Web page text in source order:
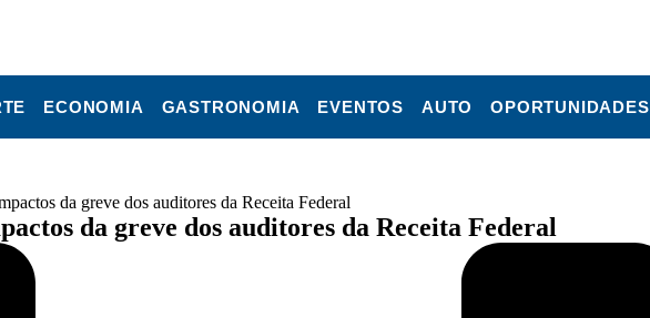
ECONOMIA GASTRONOMIA EVENTOS AUTO OPORTUNIDADES
da greve dos auditores da Receita Federal
da greve dos auditores da Receita Federal